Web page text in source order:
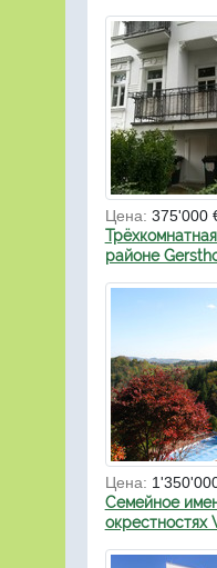
Цена: 375'000
районе
Цена:
Семейное
окрестностях